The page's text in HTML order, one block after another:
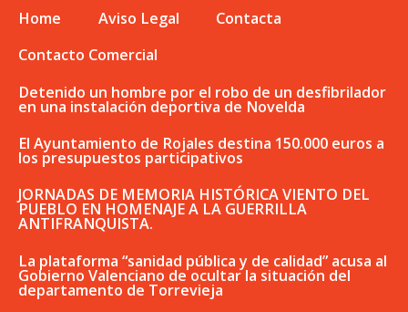
Home Aviso Legal
Contacta
Contacto Comercial
Detenido un hombre por el robo de un desfibrilador
en una instalación deportiva de Novelda
El Ayuntamiento de Rojales destina 150.000 euros a
los presupuestos participativos
JORNADAS DE MEMORIA HISTÓRICA VIENTO DEL
PUEBLO EN HOMENAJE A LA GUERRILLA
ANTIFRANQUISTA.
La plataforma “sanidad pública y de calidad” acusa al
Gobierno Valenciano de ocultar la situación del
departamento de Torrevieja